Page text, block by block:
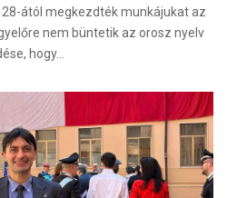
ától megkezdték munkájukat az
nem büntetik az orosz nyelv
hogy…